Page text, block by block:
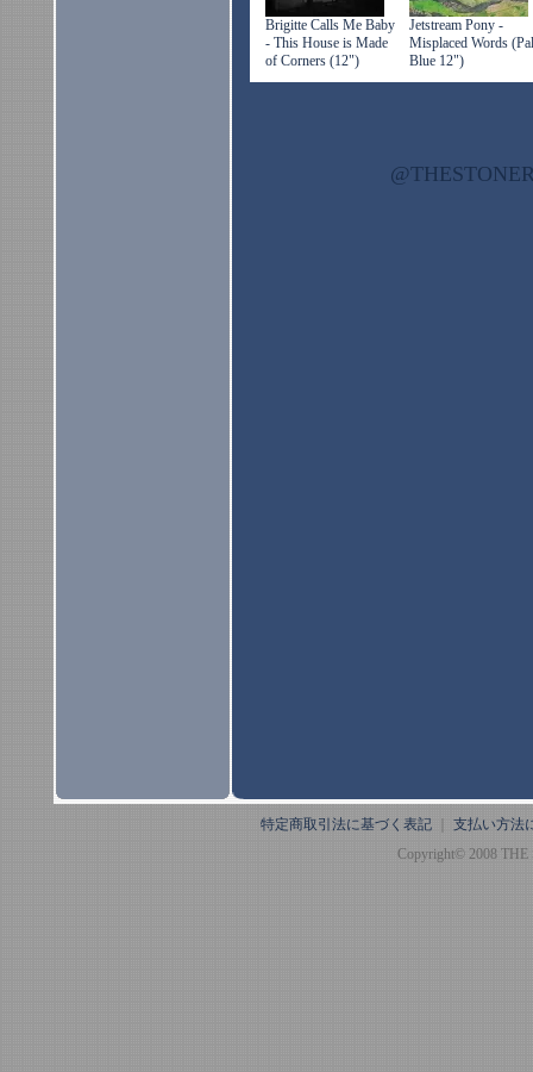
Brigitte Calls Me Baby
- This House is Made
of Corners (12")
Jetstream Pony -
Misplaced Words
Blue 12")
特定商取引法に基づく表記
支払い方法
Copyright© 2008 THE